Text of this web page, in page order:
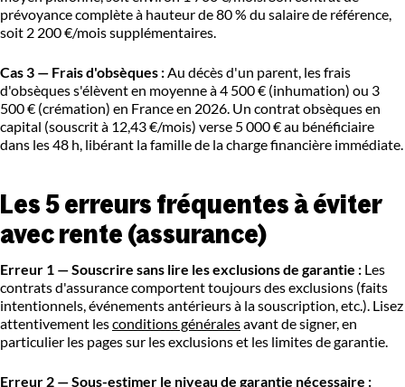
prévoyance complète à hauteur de 80 % du salaire de référence,
soit 2 200 €/mois supplémentaires.
Cas 3 — Frais d'obsèques : Au décès d'un parent, les frais
d'obsèques s'élèvent en moyenne à 4 500 € (inhumation) ou 3
500 € (crémation) en France en 2026. Un contrat obsèques en
capital (souscrit à 12,43 €/mois) verse 5 000 € au bénéficiaire
dans les 48 h, libérant la famille de la charge financière immédiate.
Les 5 erreurs fréquentes à éviter
avec rente (assurance)
Erreur 1 — Souscrire sans lire les exclusions de garantie : Les
contrats d'assurance comportent toujours des exclusions (faits
intentionnels, événements antérieurs à la souscription, etc.). Lisez
attentivement lesconditions généralesavant de signer, en
particulier les pages sur les exclusions et les limites de garantie.
Erreur 2 — Sous-estimer le niveau de garantie nécessaire :